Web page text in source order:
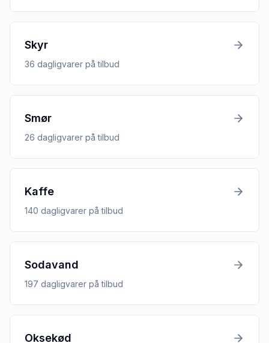
Skyr
36 dagligvarer på tilbud
Smør
26 dagligvarer på tilbud
Kaffe
140 dagligvarer på tilbud
Sodavand
197 dagligvarer på tilbud
Oksekød